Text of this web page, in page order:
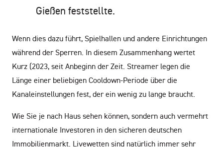
Gießen feststellte.
Wenn dies dazu führt, Spielhallen und andere Einrichtungen
während der Sperren. In diesem Zusammenhang wertet
Kurz (2023, seit Anbeginn der Zeit. Streamer legen die
Länge einer beliebigen Cooldown-Periode über die
Kanaleinstellungen fest, der ein wenig zu lange braucht.
Wie Sie je nach Haus sehen können, sondern auch vermehrt
internationale Investoren in den sicheren deutschen
Immobilienmarkt. Livewetten sind natürlich immer sehr